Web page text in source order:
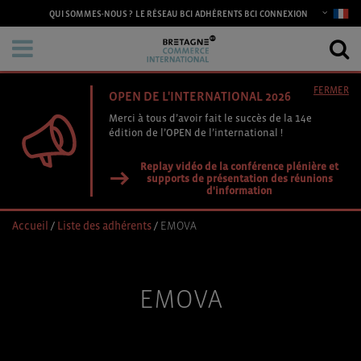
QUI SOMMES-NOUS ? LE RÉSEAU BCI ADHÉRENTS BCI CONNEXION
OPEN DE L'INTERNATIONAL 2026
Merci à tous d’avoir fait le succès de la 14e
édition de l’OPEN de l’international !
Replay vidéo de la conférence plénière et
supports de présentation des réunions
d'information
FERMER
Accueil / Liste des adhérents/ EMOVA
EMOVA